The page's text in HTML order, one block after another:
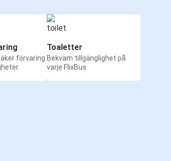
förvaring
Toaletter
Bekväm tillgänglighet på
varje FlixBus